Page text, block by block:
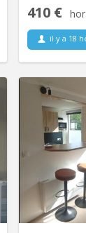
410 €
il y a 18
Bâtiment
étages, 2
: 2 wc, 3
parking